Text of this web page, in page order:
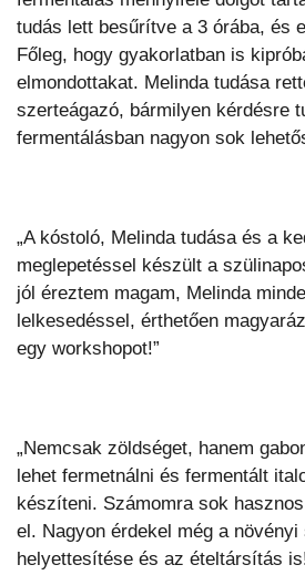
tudás lett besűrítve a 3 órába, és
Főleg, hogy gyakorlatban is
elmondottakat. Melinda tudása
szerteágazó, bármilyen kérdésre
fermentálásban nagyon sok
„A kóstoló, Melinda tudása és a
meglepetéssel készült a
jól éreztem magam, Melinda
lelkesedéssel, érthetően
egy workshopot!”
„Nemcsak zöldséget, hanem
lehet fermetnálni és fermentált
készíteni. Számomra sok
el. Nagyon érdekel még a
helyettesítése és az ételtársítás